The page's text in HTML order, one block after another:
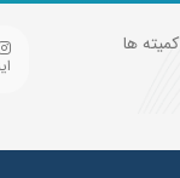
کمیته ها